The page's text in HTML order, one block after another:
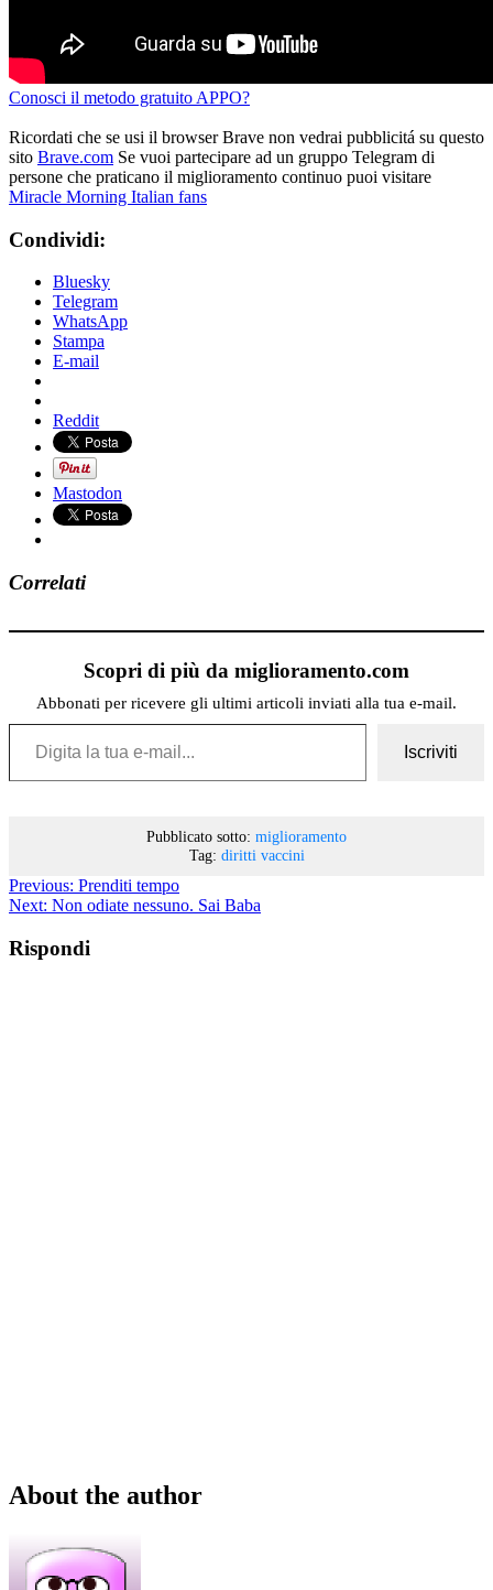
Conosci il metodo gratuito APPO?
Ricordati che se usi il browser Brave non vedrai pubblicitá su questo
sito Brave.com Se vuoi partecipare ad un gruppo Telegram di
persone che praticano il miglioramento continuo puoi visitare
Miracle Morning Italian fans
Condividi:
Bluesky
Telegram
WhatsApp
Stampa
E-mail
Reddit
Mastodon
Correlati
Scopri di più da miglioramento.com
Abbonati per ricevere gli ultimi articoli inviati alla tua e-mail.
Digita la tua e-mail...
Iscriviti
Pubblicato sotto: miglioramento
Tag: diritti vaccini
Previous: Prenditi tempo
Next: Non odiate nessuno. Sai Baba
Rispondi
About the author